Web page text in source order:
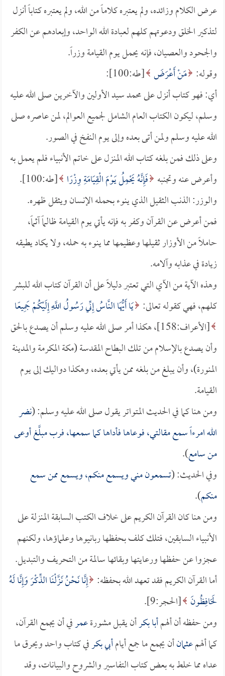
عرض الكلام وزائده، ولم يعتبره كلاماً من الله، ولم يعتبره كتاباً أنزل
لتذكير الخلق ودعوتهم كلهم لعبادة الله الواحد، وإبعادهم عن الكفر
والجحود والعصيان، فإنه يحمل يوم القيامة وزراً.
وقوله: مَنْ أَعْرَضَ [طه:100]:
أي: فهو كتاب أنزل على محمد سيد الأولين والآخرين صلى الله عليه
وسلم، ليكون الكتاب العام الشامل لجميع العوالم، لمن عاصره صلى
الله عليه وسلم ولمن أتى بعده وإلى يوم النفخ في الصور.
وعلى ذلك فمن بلغه كتاب الله المنزل على خاتم الأنبياء فلم يعمل به
وأعرض عنه وتجنبه فَإِنَّهُ يَحْمِلُ يَوْمَ الْقِيَامَةِ وِزْرًا [طه:100].
والوزر: الذنب الثقيل الذي ينوء بحمله الإنسان ويثقل ظهره.
فمن أعرض عن القرآن وكفر به فإنه يأتي يوم القيامة ظالماً آثماً،
حاملاً من الأوزار ثقيلها وعظيمها مما ينوء به حمله، ولا يكاد يطيقه
زيادة في عذابه وآلامه.
وهذه الآية من الآي التي تعتبر دليلاً على أن القرآن كتاب الله للبشر
كلهم، فهي كقوله تعالى: يَا أَيُّهَا النَّاسُ إِنِّي رَسُولُ اللَّهِ إِلَيْكُمْ جَمِيعًا
[الأعراف:158]، هكذا أمر صلى الله عليه وسلم أن يصدع بالحق
وأن يصدع بالإسلام من تلك البطاح المقدسة (مكة المكرمة والمدينة
المنورة)، وأن يبلغ من بلغه ممن يأتي بعده، وهكذا دواليك إلى يوم
القيامة.
ومن هنا كما في الحديث المتواتر يقول صلى الله عليه وسلم: (نضر
الله امرءاً سمع مقالتي، فوعاها فأداها كما سمعها، فرب مبلَّغ أوعى
من سامع).
وفي الحديث: (تسمعون مني ويسمع منكم، ويسمع ممن سمع
منكم).
ومن هنا كان القرآن الكريم على خلاف الكتب السابقة المنزلة على
الأنبياء السابقين، فتلك كلف بحفظها ربانيوها وعلماؤها، ولكنهم
عجزوا عن حفظها ورعايتها وبقائها سالمة من التحريف والتبديل.
أما القرآن الكريم فقد تعهد الله بحفظه: إِنَّا نَحْنُ نَزَّلْنَا الذِّكْرَ وَإِنَّا لَهُ
لَحَافِظُونَ [الحجر:9].
ومن حفظه أن ألهمأبا بكرأن يقبل مشورةعمرفي أن يجمع القرآن،
كما ألهمعثمانأن يجمع ما جمع أيامأبي بكرفي كتاب واحد ويحرق ما
عداه مما خلط به بعض كتاب التفاسير والشروح والبيانات، وقد